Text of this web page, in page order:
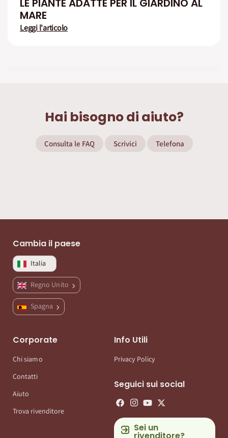
LE PIANTE ADATTE PER IL GIARDINO AL
MARE
Leggi l'articolo
Hai bisogno di aiuto?
Consulta le FAQ Scrivici Telefona
Cambia il paese
Italia
Regno Unito
Spagna
Corporate
Chi siamo
Contatti
Aiuto
Trova rivenditore
Info Utili
Privacy Policy
Seguici sui social
Sei un